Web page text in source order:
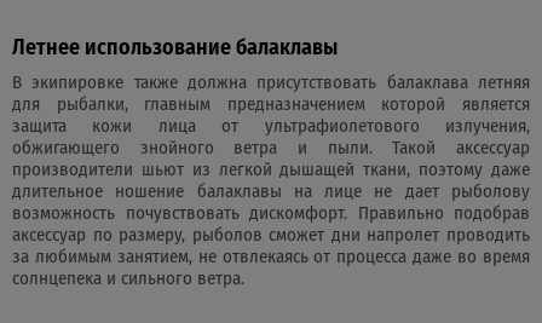
Летнее использование балаклавы
В экипировке также должна присутствовать балаклава летняя
для рыбалки, главным предназначением которой является
защита кожи лица от ультрафиолетового излучения,
обжигающего знойного ветра и пыли. Такой аксессуар
производители шьют из легкой дышащей ткани, поэтому даже
длительное ношение балаклавы на лице не дает рыболову
возможность почувствовать дискомфорт. Правильно подобрав
аксессуар по размеру, рыболов сможет дни напролет проводить
за любимым занятием, не отвлекаясь от процесса даже во время
солнцепека и сильного ветра.